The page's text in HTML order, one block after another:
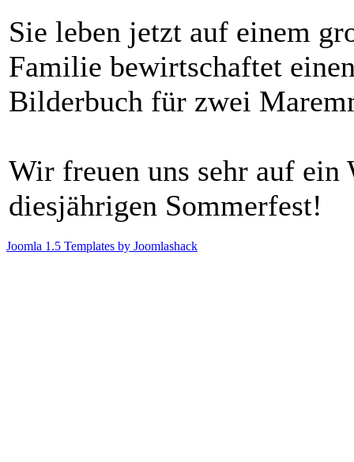
Sie leben jetzt auf einem
Familie bewirtschaftet
Bilderbuch für zwei
Wir freuen uns sehr auf ein
diesjährigen Sommerfest!
Joomla 1.5 Templates by Joomlashack